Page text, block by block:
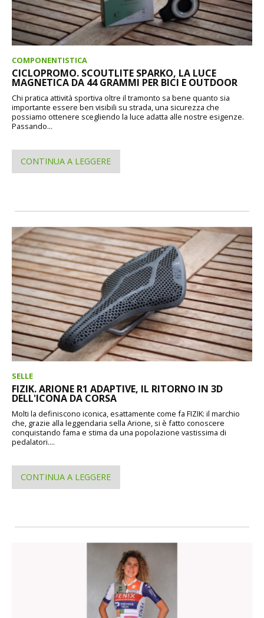
COMPONENTISTICA
CICLOPROMO. SCOUTLITE SPARKO, LA LUCE
MAGNETICA DA 44 GRAMMI PER BICI E OUTDOOR
Chi pratica attività sportiva oltre il tramonto sa bene quanto sia
importante essere ben visibili su strada, una sicurezza che
possiamo ottenere scegliendo la luce adatta alle nostre esigenze.
Passando...
CONTINUA A LEGGERE
SELLE
FIZIK. ARIONE R1 ADAPTIVE, IL RITORNO IN 3D
DELL'ICONA DA CORSA
Molti la definiscono iconica, esattamente come fa FIZIK: il marchio
che, grazie alla leggendaria sella Arione, si è fatto conoscere
conquistando fama e stima da una popolazione vastissima di
pedalatori....
CONTINUA A LEGGERE